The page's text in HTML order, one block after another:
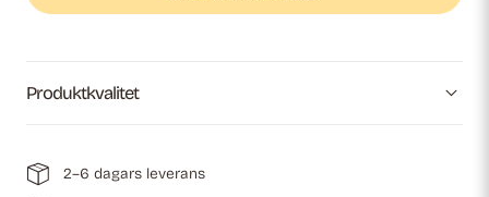
tillgänglig
Produktkvalitet
2–6 dagars leverans